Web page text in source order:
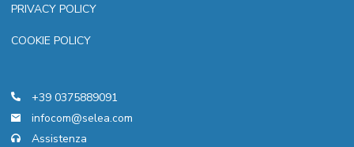
PRIVACY POLICY
COOKIE POLICY
+39 0375889091
infocom@selea.com
Assistenza